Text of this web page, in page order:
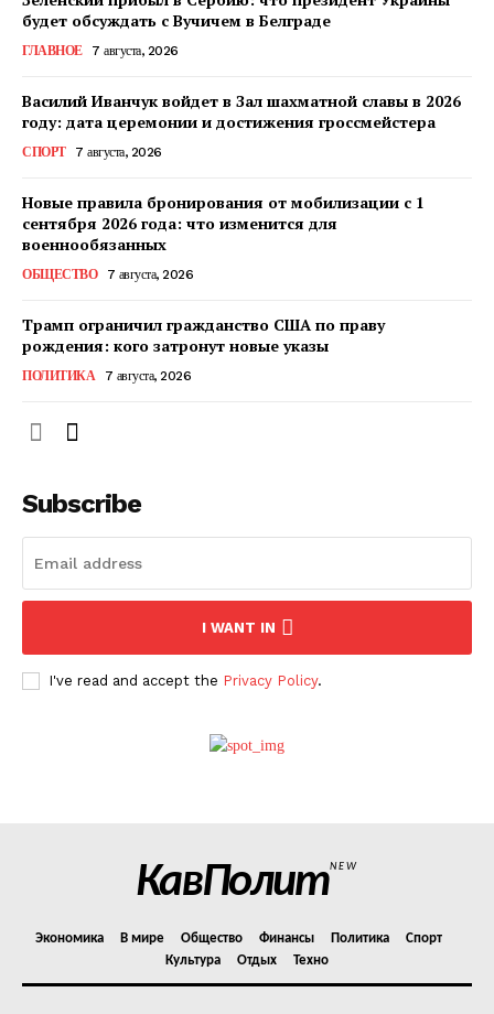
О нас
Политика конфиденциальности
будет обсуждать с Вучичем в Белграде
ГЛАВНОЕ 7 августа, 2026
Василий Иванчук войдет в Зал шахматной славы в 2026
году: дата церемонии и достижения гроссмейстера
СПОРТ 7 августа, 2026
Новые правила бронирования от мобилизации с 1
сентября 2026 года: что изменится для
военнообязанных
ОБЩЕСТВО 7 августа, 2026
Трамп ограничил гражданство США по праву
рождения: кого затронут новые указы
ПОЛИТИКА 7 августа, 2026
Subscribe
I WANT IN
I've read and accept the Privacy Policy.
КавПолитNEW
Экономика В мире Общество Финансы Политика
Спорт
Культура
Отдых Техно